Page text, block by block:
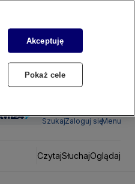
SzukajZaloguj sięMenu
CzytajSłuchajOglądaj
Akceptuję
Pokaż cele